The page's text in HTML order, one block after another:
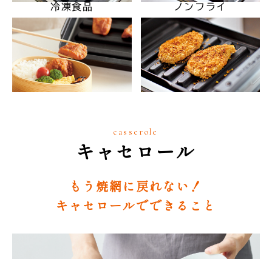
冷凍食品 ノンフライ
casserole
キャセロール
もう焼網に戻れない！
キャセロールでできること